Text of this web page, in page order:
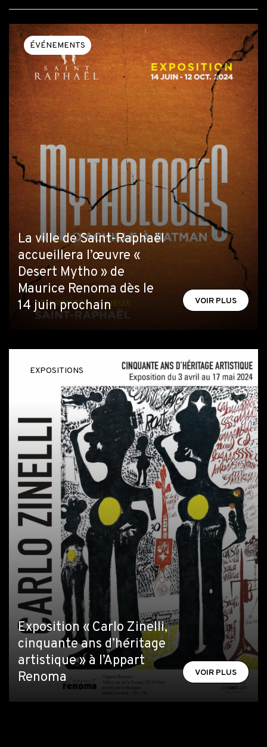
ÉVÉNEMENTS
La ville de Saint-Raphaël
accueillera l’œuvre «
Desert Mytho » de
Maurice Renoma dès le
14 juin prochain
VOIR PLUS
EXPOSITIONS
Exposition « Carlo Zinelli,
cinquante ans d’héritage
artistique » à l’Appart
Renoma
VOIR PLUS